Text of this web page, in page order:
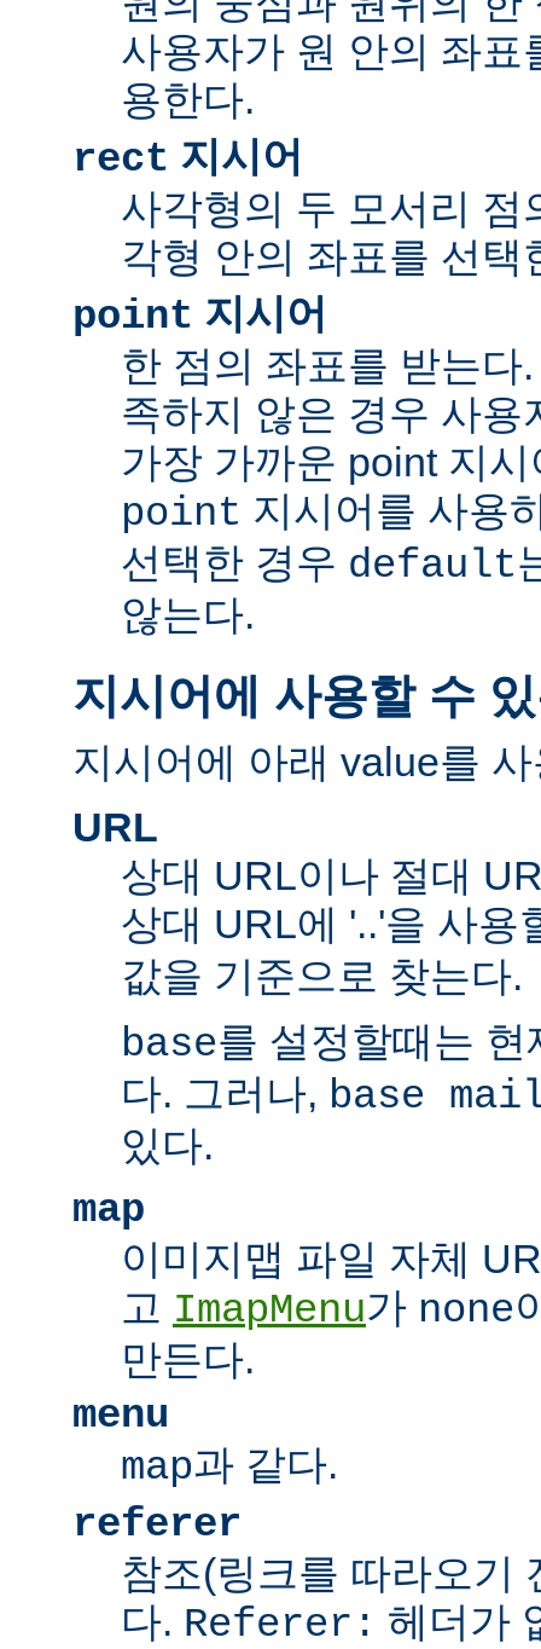
사용자가 원 안의 좌표
용한다.
rect 지시어
사각형의 두 모서리 점
각형 안의 좌표를 선택
point 지시어
한 점의 좌표를 받는다
족하지 않은 경우 사용
가장 가까운 point 지
point 지시어를 사용
선택한 경우 default
않는다.
지시어에 사용할 수
지시어에 아래 value를
URL
상대 URL이나 절대
상대 URL에 '..'을 사용
값을 기준으로 찾는다.
base를 설정할때는
다. 그러나, base
있다.
map
이미지맵 파일 자체
고 ImapMenu가 none
만든다.
menu
map과 같다.
referer
참조(링크를 따라오기
다. Referer: 헤더가